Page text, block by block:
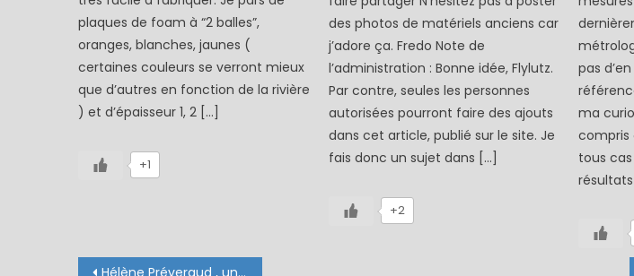
plaques de foam à “2 balles”,
oranges, blanches, jaunes (
certaines couleurs se verront mieux
que d’autres en fonction de la rivière
) et d’épaisseur 1, 2 […]
+1
des photos de matériels anciens car
j’adore ça. Fredo Note de
l’administration : Bonne idée, Flylutz.
Par contre, seules les personnes
autorisées pourront faire des ajouts
dans cet article, publié sur le site. Je
fais donc un sujet dans […]
+2
pas
ma
compris
tous
Hélène Préveraud , une dessinatrice animalière